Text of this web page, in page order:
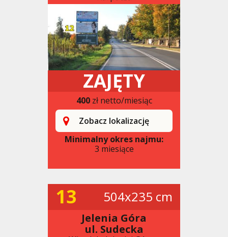
ZAJĘTY
400zł netto/miesiąc
Zobacz lokalizację
Minimalny okres najmu:
3 miesiące
13 504x235 cm
Jelenia Góra
ul. Sudecka